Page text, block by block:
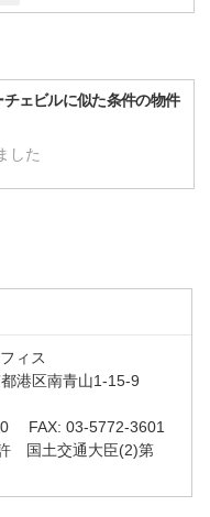
チェビルに似た条件の物件
した
ィス
港区南青山1-15-9
FAX: 03-5772-3601
国土交通大臣(2)第